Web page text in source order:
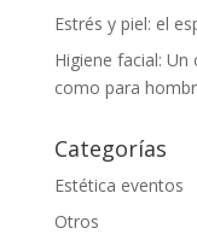
Estrés y piel: el
Higiene facial:
como para
Categorías
Estética eventos
Otros